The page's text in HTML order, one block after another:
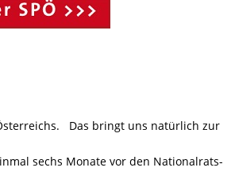
Das bringt uns natürlich zur
sechs Monate vor den Nationalrats-